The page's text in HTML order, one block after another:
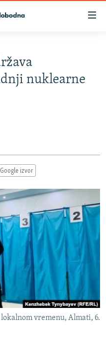
nuklearne
izvor
lokalnom vremenu, Almati, 6.